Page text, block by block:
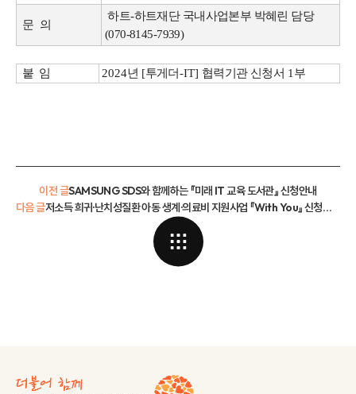
문 의
하트-하트재단 국내사업본부 박혜린 담당
(070-8145-7939)
붙 임 2024년 [투게더-IT] 협력기관 신청서 1 부
이전 글SAMSUNG SDS와 함께하는 『미래 IT 교육 도서관』 신청안내
저소득 희귀·난치성질환 아동 생계·의료비 지원사업 『With You』 신청안내
다음 글